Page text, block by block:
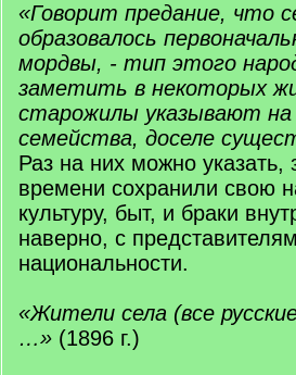
«Говорит предание, что
образовалось
мордвы, - тип этого
заметить в некоторых
старожилы указывают
семейства, доселе
Раз на них можно указать,
времени сохранили свою
культуру, быт, и браки
наверно, с
национальности.
«Жители села (все
…» (1896 г.)